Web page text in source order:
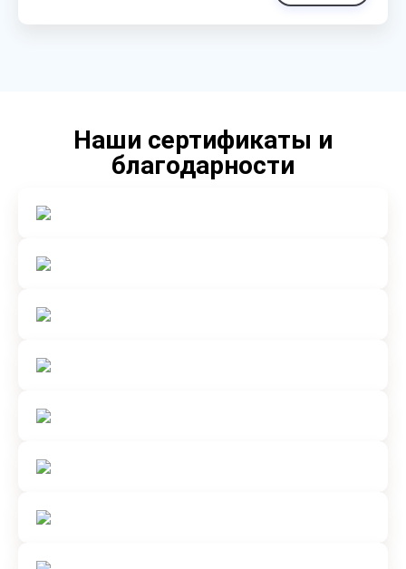
Наши сертификаты и
благодарности